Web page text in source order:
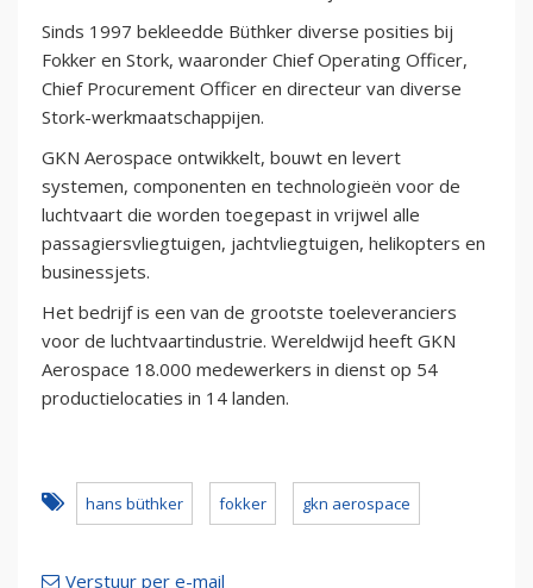
Sinds 1997 bekleedde Büthker diverse posities bij
Fokker en Stork, waaronder Chief Operating Officer,
Chief Procurement Officer en directeur van diverse
Stork-werkmaatschappijen.
GKN Aerospace ontwikkelt, bouwt en levert
systemen, componenten en technologieën voor de
luchtvaart die worden toegepast in vrijwel alle
passagiersvliegtuigen, jachtvliegtuigen, helikopters en
businessjets.
Het bedrijf is een van de grootste toeleveranciers
voor de luchtvaartindustrie. Wereldwijd heeft GKN
Aerospace 18.000 medewerkers in dienst op 54
productielocaties in 14 landen.
hans büthker fokker gkn aerospace
Verstuur per e-mail